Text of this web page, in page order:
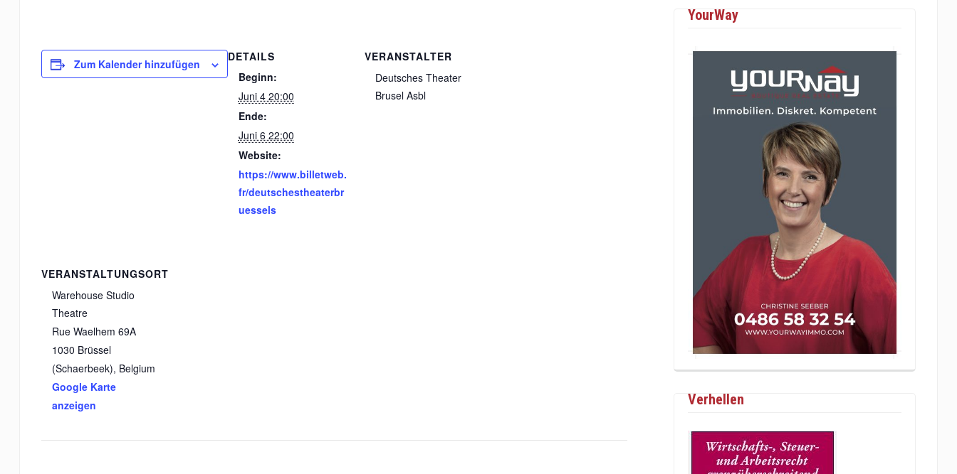
Zum Kalender hinzufügen
DETAILS
Beginn:
Juni 4 20:00
Ende:
Juni 6 22:00
Website:
https://www.billetweb.
fr/deutschestheaterbr
uessels
VERANSTALTER
Deutsches Theater
Brusel Asbl
VERANSTALTUNGSORT
Warehouse Studio
Theatre
Rue Waelhem 69A
1030 Brüssel
(Schaerbeek), Belgium
Google Karte
anzeigen
YourWay
Verhellen